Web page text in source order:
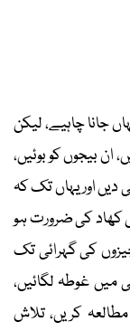
جانا چاہیے، لیکن
ان بیجوں کو بوئیں،
دیں اور یہاں تک کہ
کھاد کی ضرورت ہو
کی گہرائی تک
میں غوطہ لگائیں،
کریں، تلاش